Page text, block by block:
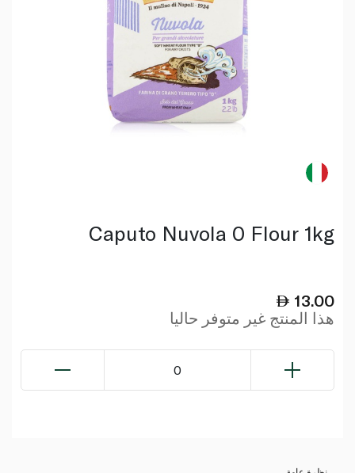
Caputo Nuvola 0 Flour 1kg
13.00
هذا المنتج غير متوفر حاليا
0